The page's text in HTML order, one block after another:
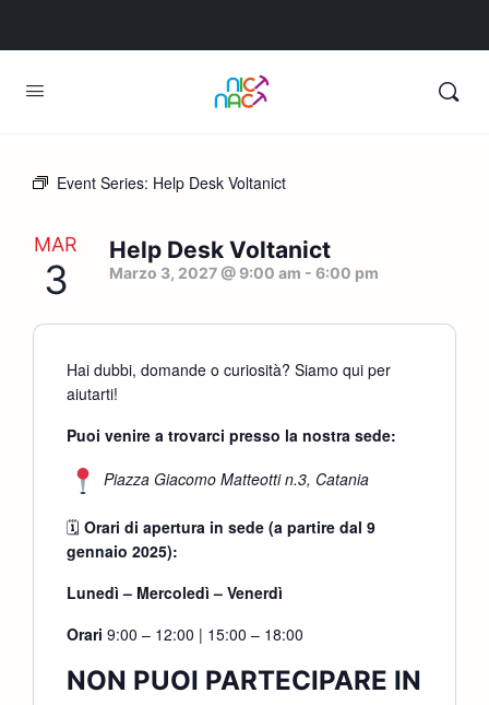
Event Series: Help Desk Voltanict
MAR
3
Help Desk Voltanict
Marzo 3, 2027 @ 9:00 am - 6:00 pm
Hai dubbi, domande o curiosità? Siamo qui per
aiutarti!
Puoi venire a trovarci presso la nostra sede:
Piazza Giacomo Matteotti n.3, Catania
🗓 Orari di apertura in sede (a partire dal 9
gennaio 2025):
Lunedì – Mercoledì – Venerdì
Orari 9:00 – 12:00 | 15:00 – 18:00
NON PUOI PARTECIPARE IN